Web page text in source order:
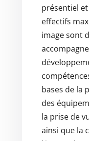
présentiel
effectifs
image sont
bases de la
des
la prise de
ainsi que la